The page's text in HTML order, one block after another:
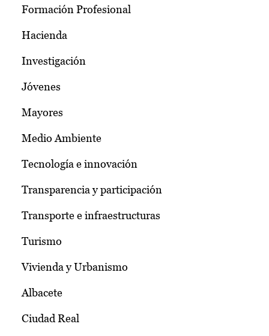
Formación Profesional
Hacienda
Investigación
Jóvenes
Mayores
Medio Ambiente
Tecnología e innovación
Transparencia y participación
Transporte e infraestructuras
Turismo
Vivienda y Urbanismo
Albacete
Ciudad Real